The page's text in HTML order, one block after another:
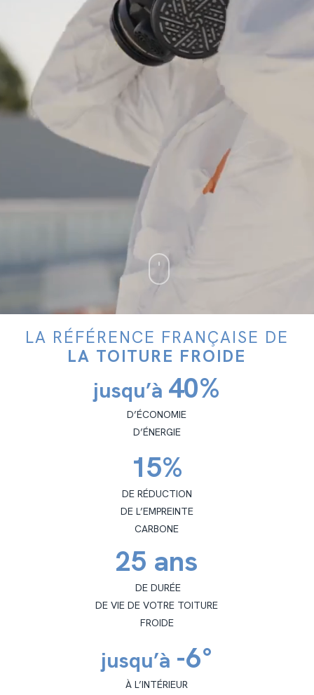
LA RÉFÉRENCE FRANÇAISE DE
LA TOITURE FROIDE
jusqu’à 40%
D’ÉCONOMIE
D’ÉNERGIE
15%
DE RÉDUCTION
DE L’EMPREINTE
CARBONE
25 ans
DE DURÉE
DE VIE DE VOTRE TOITURE
FROIDE
jusqu’à -6°
À L’INTÉRIEUR